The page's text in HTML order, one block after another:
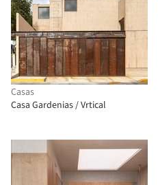
Casas
Casa Gardenias / Vrtical